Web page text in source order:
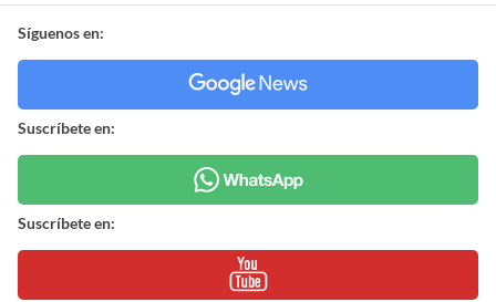
Síguenos en:
Suscríbete en:
Suscríbete en: